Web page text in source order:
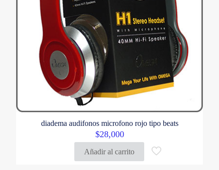
diadema audifonos microfono rojo tipo beats
$28,000
Añadir al carrito